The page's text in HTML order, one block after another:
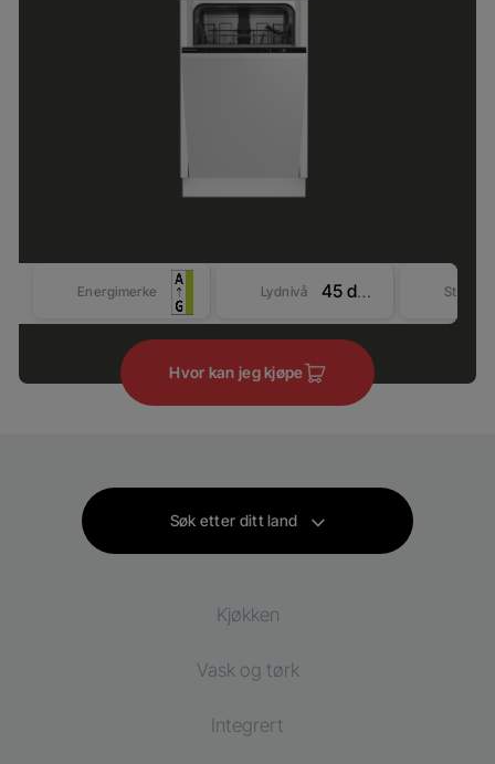
Energimerke Lydnivå 45 dBA
Hvor kan jeg kjøpe
Søk etter ditt land
Kjøkken
Kjøl og frys
Kjøleskap
Vask og tørk
Vaskemaskin
Integrert